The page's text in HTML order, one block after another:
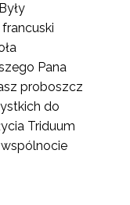
Pana
proboszcz
do
Triduum